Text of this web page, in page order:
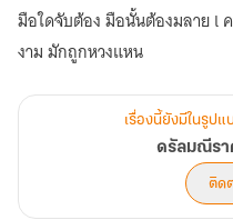
มือใดจับต้อง มือนั้นต้องมลาย l
งาม มักถูกหวงแหน
เรื่องนี้ยังมีในรูป
ดรัลมณีรา
ติด